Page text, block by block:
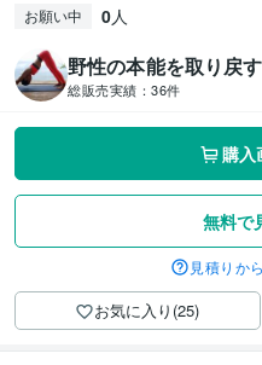
お願い中 0人
野性の本能を取り戻
総販売実績： 36件
購入
無料で
見積りか
お気に入り(25)